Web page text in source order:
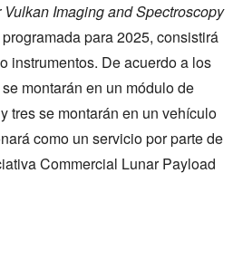
Vulkan Imaging and Spectroscopy
para 2025, consistirá
instrumentos. De acuerdo a los
montarán en un módulo de
tres se montarán en un vehículo
como un servicio por parte de
Commercial Lunar Payload